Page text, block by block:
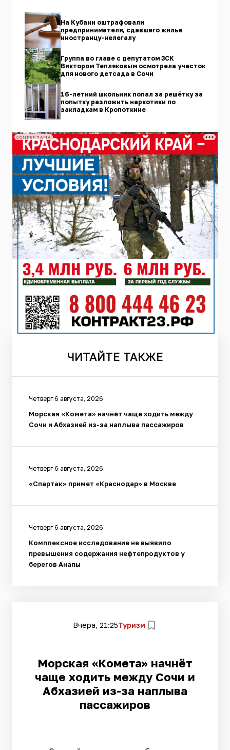
На Кубани оштрафовали
предпринимателя, сдавшего жилье
иностранцу-нелегалу
Группа во главе с депутатом ЗСК
Виктором Тепляковым осмотрела участок
для нового детсада в Сочи
16-летний школьник попал за решётку за
попытку разложить наркотики по
закладкам в Кропоткине
СОЦРЕКЛАМА
ЧИТАЙТЕ ТАКЖЕ
Четверг 6 августа, 2026
Морская «Комета» начнёт чаще ходить между
Сочи и Абхазией из-за наплыва пассажиров
Четверг 6 августа, 2026
«Спартак» примет «Краснодар» в Москве
Четверг 6 августа, 2026
Комплексное исследование не выявило
превышения содержания нефтепродуктов у
берегов Анапы
Вчера, 21:25Туризм
Морская «Комета» начнёт
чаще ходить между Сочи и
Абхазией из-за наплыва
пассажиров